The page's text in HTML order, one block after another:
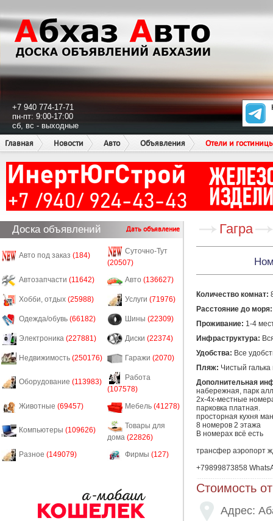
+7 940 774-17-71
пн-пт: 9:00-17:00
сб, вс - выходные
Главная
Новости Авто Объявления Отели и
Доска объявлений Дать объявление
Авто под заказ (184)
Суточно-Тут
(20507)
Автозапчасти (11642) Авто (136627)
Хобби, отдых (25988) Услуги (71976)
Одежда/обувь (66182) Шины (22309)
Электроника (227881) Диски (22374)
Недвижимость (250176) Гаражи (2070)
Оборудование (113983)
Работа
(107578)
Животные (69457) Мебель (41278)
Компьютеры (109626)
Товары для
дома (22826)
Разное (149079) Фирмы (127)
Гагра
Количество комнат:
Расстояние до моря:
Проживание: 1-4
Инфраструктура:
Удобства: Все
Пляж: Чистый галька
Дополнительная
набережная, парк
2х-4х-местные
парковка платная.
просторная кухня
8 номеров 2 этажа
В номерах всë есть
трансфер аэропорт
+79899873858
Стоимость
Адрес: